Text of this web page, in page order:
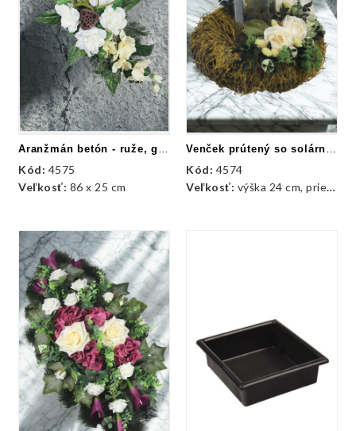
Aranžmán betón - ruže, gladioly a doplnky
Kód: 4575
Veľkosť: 86 x 25 cm
Venček prútený so solárnym kahancom
Kód: 4574
Veľkosť: výška 24 cm, priemer 25 cm